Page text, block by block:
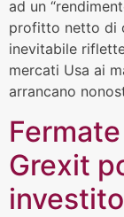
ad un
profitto netto di
inevitabile
mercati Usa ai
arrancano
Grexit